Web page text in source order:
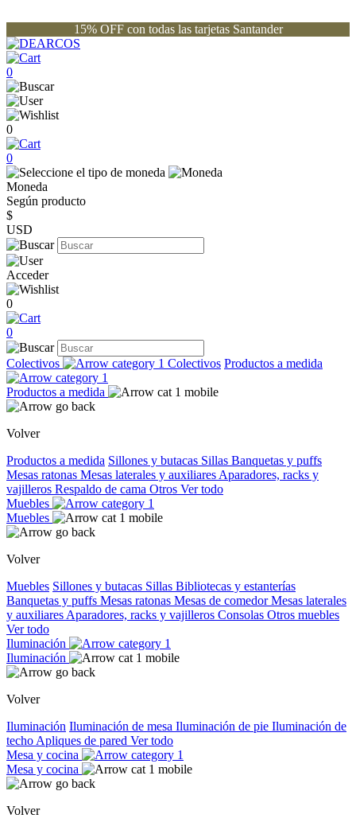
15% OFF con todas las tarjetas Santander
0
0
0
Moneda
Según producto
$
USD
Acceder
0
0
Colectivos Colectivos Productos a medida
Productos a medida
Volver
Productos a medida Sillones y butacas Sillas Banquetas y puffs
Mesas ratonas Mesas laterales y auxiliares Aparadores, racks y
vajilleros Respaldo de cama Otros Ver todo
Muebles
Muebles
Volver
Muebles Sillones y butacas Sillas Bibliotecas y estanterías
Banquetas y puffs Mesas ratonas Mesas de comedorMesas laterales
y auxiliares Aparadores, racks y vajilleros Consolas Otros muebles
Ver todo
Iluminación
Iluminación
Volver
Iluminación Iluminación de mesa Iluminación de pie Iluminación de
techo Apliques de pared Ver todo
Mesa y cocina
Mesa y cocina
Volver